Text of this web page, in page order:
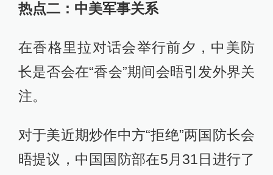
热点二：中美军事关系
在香格里拉对话会举行前夕，中美防
长是否会在“香会”期间会晤引发外界关
注。
对于美近期炒作中方“拒绝”两国防长会
晤提议，中国国防部在5月31日进行了